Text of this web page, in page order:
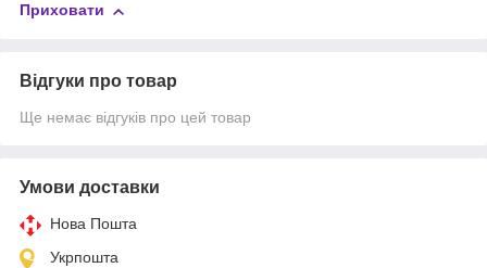
Приховати
Відгуки про товар
Ще немає відгуків про цей товар
Умови доставки
Нова Пошта
Укрпошта